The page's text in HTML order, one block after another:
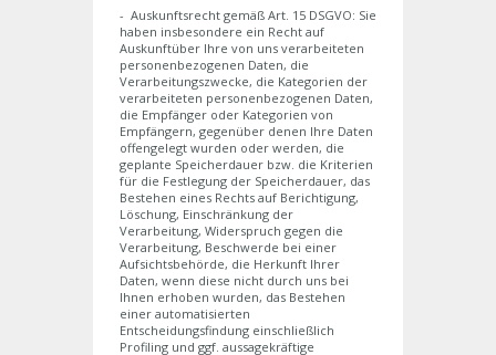
- Auskunftsrecht gemäß Art. 15 DSGVO: Sie
haben insbesondere ein Recht auf
Auskunftüber Ihre von uns verarbeiteten
personenbezogenen Daten, die
Verarbeitungszwecke, die Kategorien der
verarbeiteten personenbezogenen Daten,
die Empfänger oder Kategorien von
Empfängern, gegenüber denen Ihre Daten
offengelegt wurden oder werden, die
geplante Speicherdauer bzw. die Kriterien
für die Festlegung der Speicherdauer, das
Bestehen eines Rechts auf Berichtigung,
Löschung, Einschränkung der
Verarbeitung, Widerspruch gegen die
Verarbeitung, Beschwerde bei einer
Aufsichtsbehörde, die Herkunft Ihrer
Daten, wenn diese nicht durch uns bei
Ihnen erhoben wurden, das Bestehen
einer automatisierten
Entscheidungsfindung einschließlich
Profiling und ggf. aussagekräftige